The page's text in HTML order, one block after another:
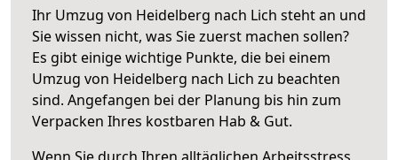
Ihr Umzug von Heidelberg nach Lich steht an und
Sie wissen nicht, was Sie zuerst machen sollen?
Es gibt einige wichtige Punkte, die bei einem
Umzug von Heidelberg nach Lich zu beachten
sind. Angefangen bei der Planung bis hin zum
Verpacken Ihres kostbaren Hab & Gut.